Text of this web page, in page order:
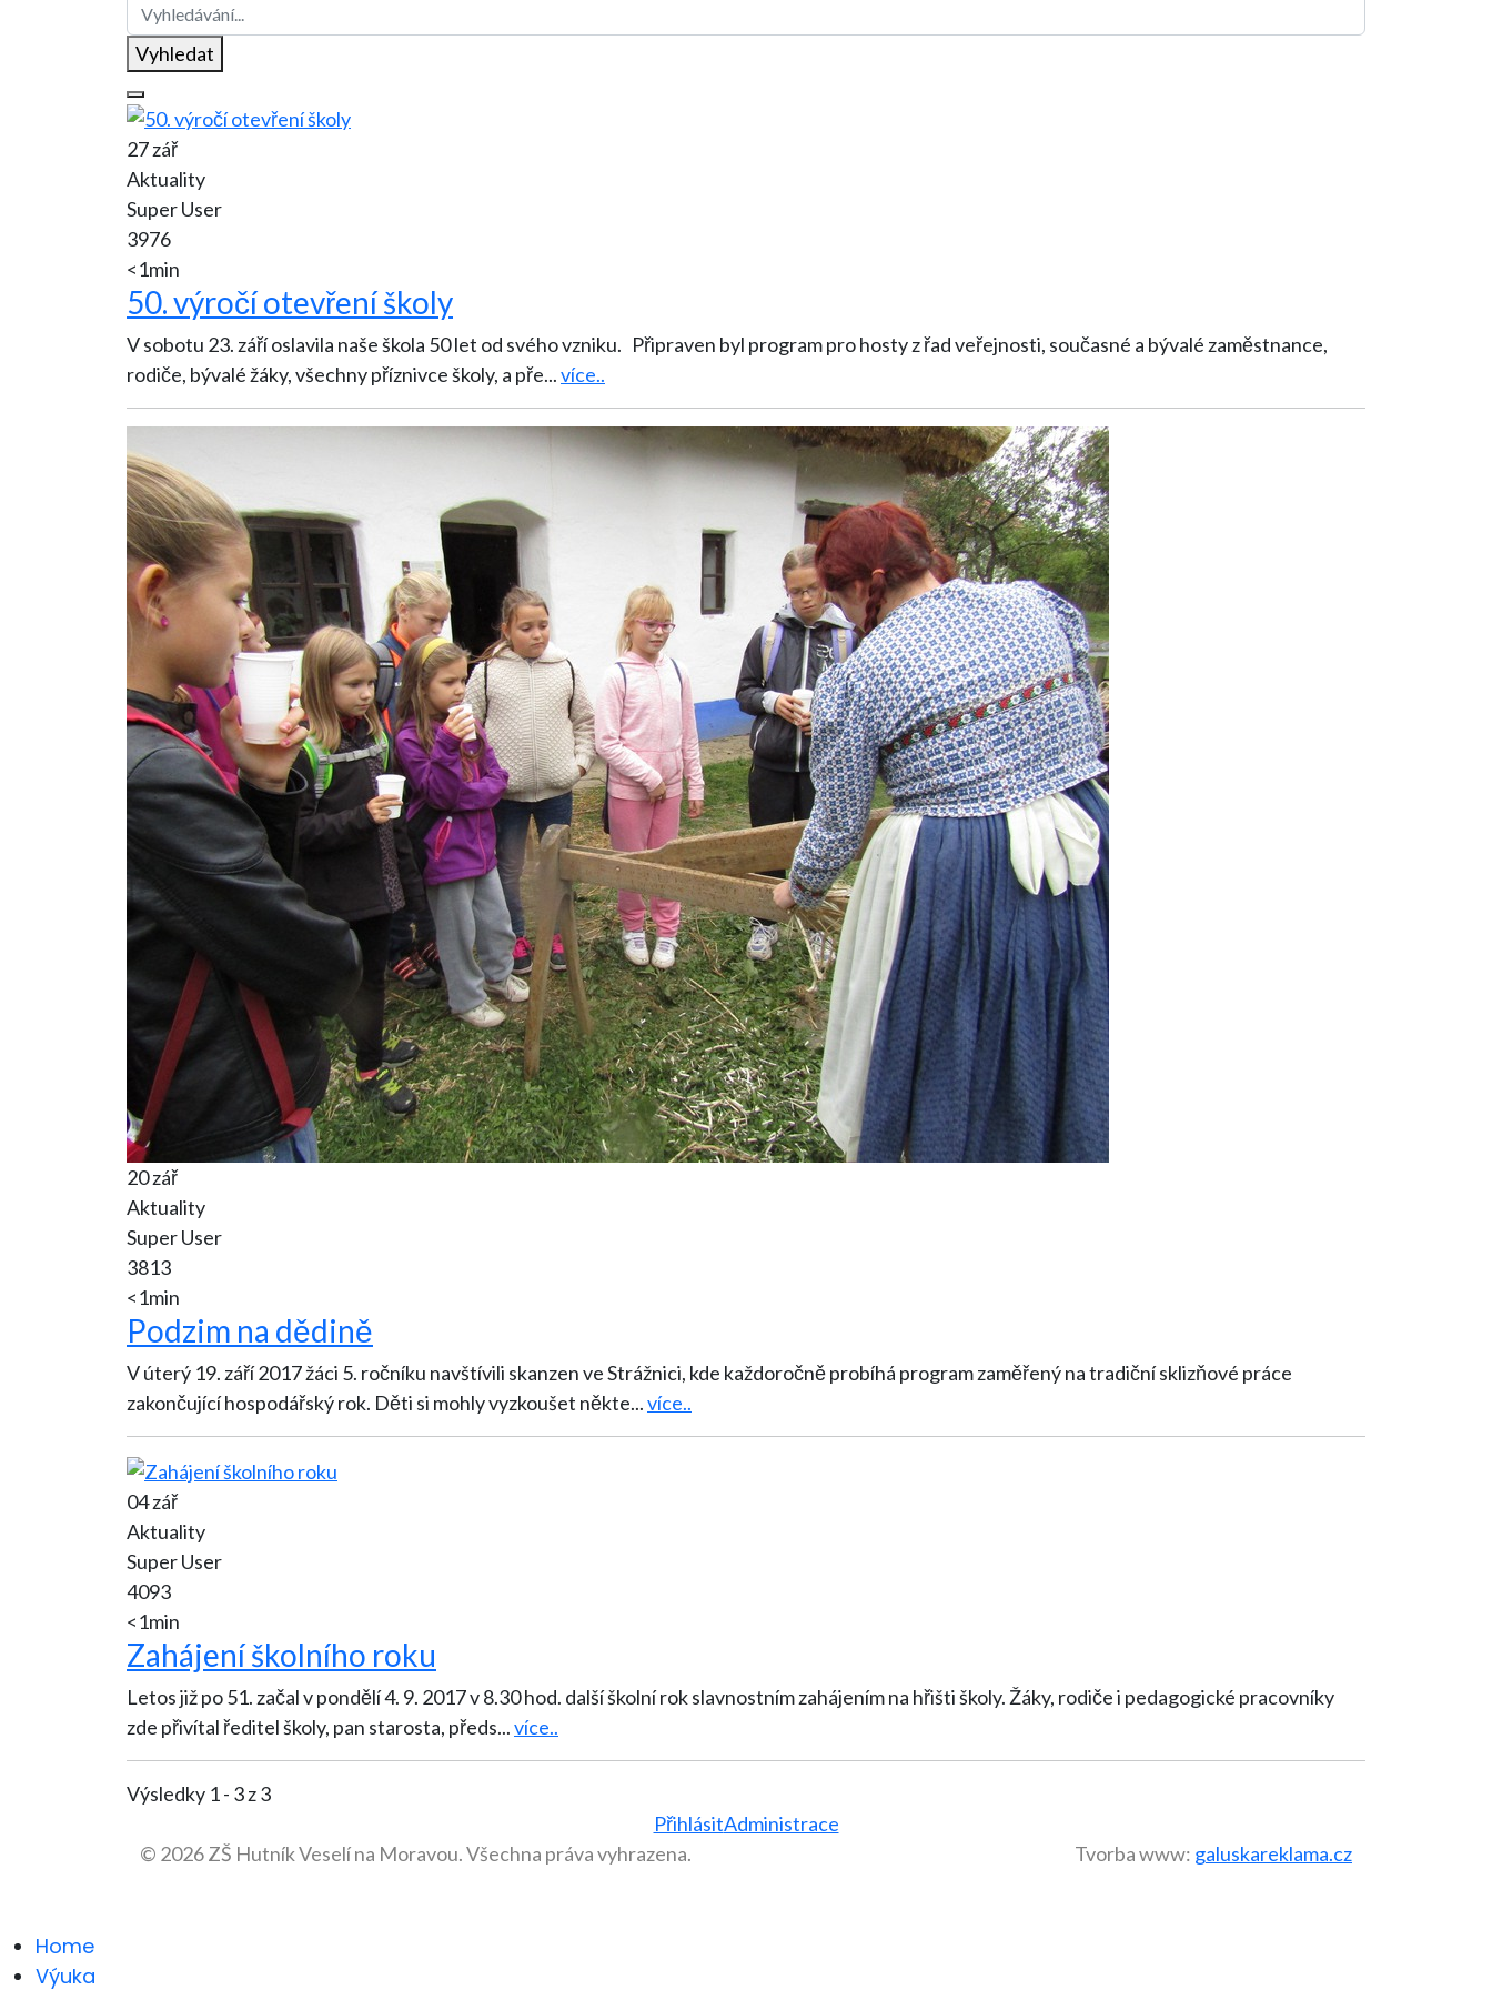
Vyhledat
27 zář
Aktuality
Super User
3976
<1min
50. výročí otevření školy
V sobotu 23. září oslavila naše škola 50 let od svého vzniku. Připraven byl program pro hosty z řad veřejnosti, současné a bývalé zaměstnance,
rodiče, bývalé žáky, všechny příznivce školy, a pře...více..
20 zář
Aktuality
Super User
3813
<1min
Podzim na dědině
V úterý 19. září 2017 žáci 5. ročníku navštívili skanzen ve Strážnici, kde každoročně probíhá program zaměřený na tradiční sklizňové práce
zakončující hospodářský rok. Děti si mohly vyzkoušet někte...více..
04 zář
Aktuality
Super User
4093
<1min
Zahájení školního roku
Letos již po 51. začal v pondělí 4. 9. 2017 v 8.30 hod. další školní rok slavnostním zahájením na hřišti školy. Žáky, rodiče i pedagogické pracovníky
zde přivítal ředitel školy, pan starosta, předs...více..
Výsledky 1 - 3 z 3
PřihlásitAdministrace
© 2026 ZŠ Hutník Veselí na Moravou. Všechna práva vyhrazena.
Tvorba www: galuskareklama.cz
Home
Výuka